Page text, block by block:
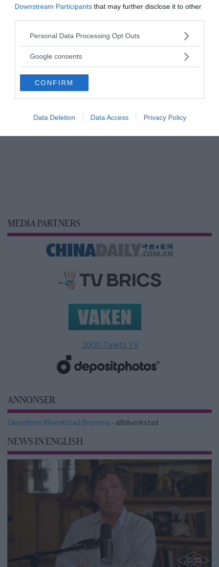
Downstream Participants that may further disclose it to other
Please note that this website/app uses one or more Google
not limited to your visit or usage behaviour. You may click to
use your data for below specified purposes in below Google
consent section.
Personal Data Processing Opt Outs
Google consents
CONFIRM
Data Deletion Data Access Privacy Policy
MEDIA PARTNERS
2000-Talets TV
ANNONSER
Dieseltrim Bilverkstad Bromma - allbilverkstad
NEWS IN ENGLISH